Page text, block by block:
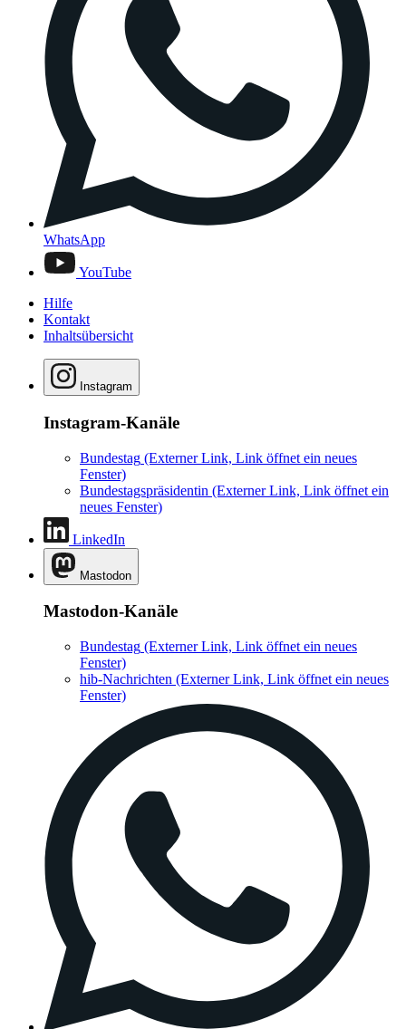
WhatsApp
YouTube
Hilfe
Kontakt
Inhaltsübersicht
Instagram
Instagram-Kanäle
Bundestag (Externer Link, Link öffnet ein neues
Fenster)
Bundestagspräsidentin (Externer Link, Link öffnet ein
neues Fenster)
LinkedIn
Mastodon
Mastodon-Kanäle
Bundestag (Externer Link, Link öffnet ein neues
Fenster)
hib-Nachrichten (Externer Link, Link öffnet ein neues
Fenster)